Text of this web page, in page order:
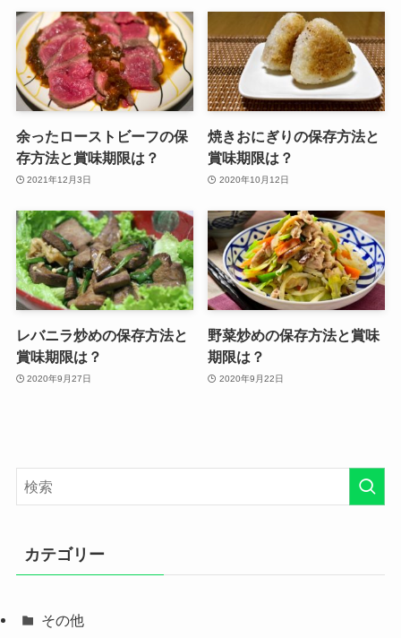
余ったローストビーフの保
存方法と賞味期限は？
2021年12月3日
焼きおにぎりの保存方法と
賞味期限は？
2020年10月12日
レバニラ炒めの保存方法と
賞味期限は？
2020年9月27日
野菜炒めの保存方法と賞味
期限は？
2020年9月22日
カテゴリー
その他